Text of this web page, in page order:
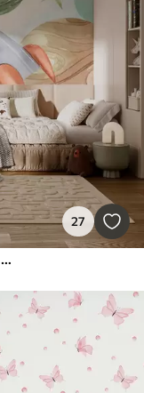
27
Барвиста ілюстрація із зображенням різних планет і космосу аквареллю